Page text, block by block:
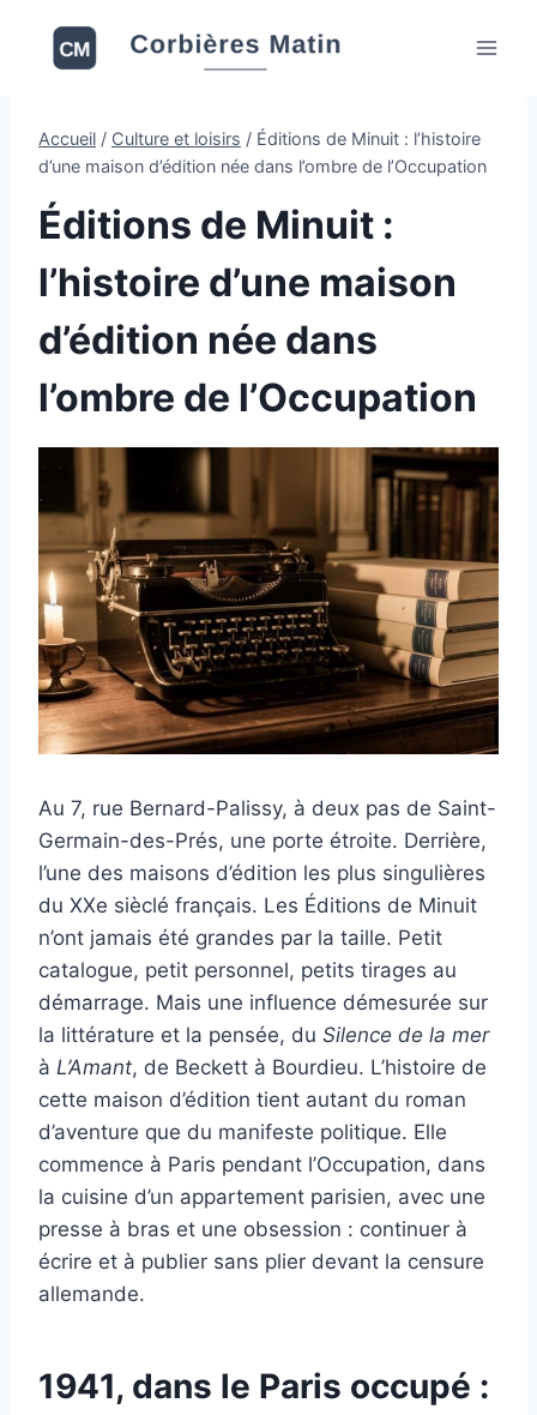
Accueil / Culture et loisirs / Éditions de Minuit : l’histoire
d’une maison d’édition née dans l’ombre de l’Occupation
Éditions de Minuit :
l’histoire d’une maison
d’édition née dans
l’ombre de l’Occupation
Au 7, rue Bernard-Palissy, à deux pas de Saint-
Germain-des-Prés, une porte étroite. Derrière,
l’une des maisons d’édition les plus singulières
du XXe sièclé français. Les Éditions de Minuit
n’ont jamais été grandes par la taille. Petit
catalogue, petit personnel, petits tirages au
démarrage. Mais une influence démesurée sur
la littérature et la pensée, du Silence de la mer
à L’Amant, de Beckett à Bourdieu. L’histoire de
cette maison d’édition tient autant du roman
d’aventure que du manifeste politique. Elle
commence à Paris pendant l’Occupation, dans
la cuisine d’un appartement parisien, avec une
presse à bras et une obsession : continuer à
écrire et à publier sans plier devant la censure
allemande.
1941, dans le Paris occupé :